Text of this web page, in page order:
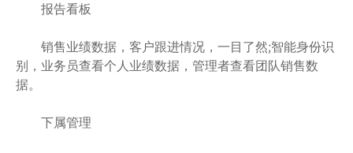
报告看板
销售业绩数据，客户跟进情况，一目了然;智能身份识
别，业务员查看个人业绩数据，管理者查看团队销售数
据。
下属管理